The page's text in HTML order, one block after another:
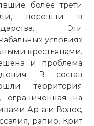
более трети
перешли в
Эти
условиях
крестьянами.
и проблема
В состав
территория
ограниченная на
Арта и Волос,
рапир, Крит